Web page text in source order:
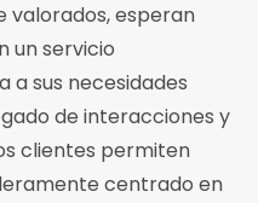
valorados, esperan
un servicio
a sus necesidades
de interacciones y
clientes permiten
centrado en